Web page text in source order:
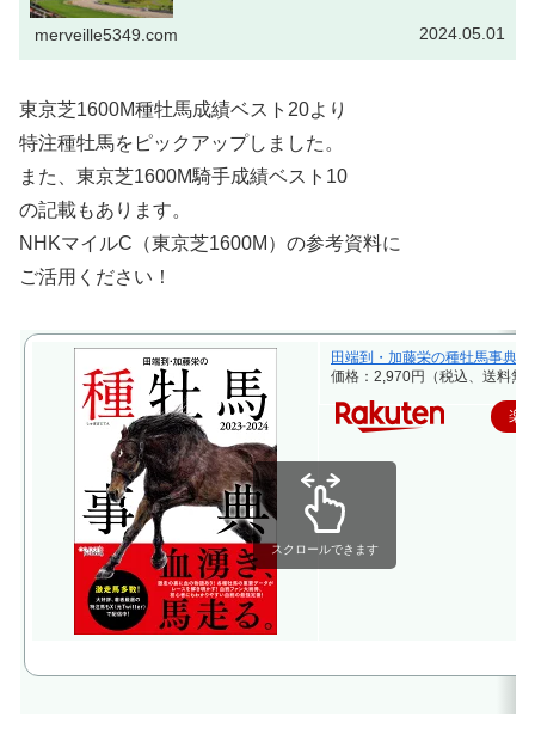
merveille5349.com 2024.05.01
東京芝1600M種牡馬成績ベスト20より
特注種牡馬をピックアップしました。
また、東京芝1600M騎手成績ベスト10
の記載もあります。
NHKマイルC（東京芝1600M）の参考資料に
ご活用ください！
田端到・加藤栄の種牡馬事典
価格：2,970円（税込、送料無
楽
スクロールできます